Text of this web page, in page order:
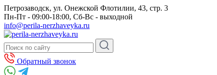
Петрозаводск, ул. Онежской Флотилии, 43, стр. 3
Пн-Пт - 09:00-18:00, Сб-Вс - выходной
info@perila-nerzhaveyka.ru
Обратный звонок